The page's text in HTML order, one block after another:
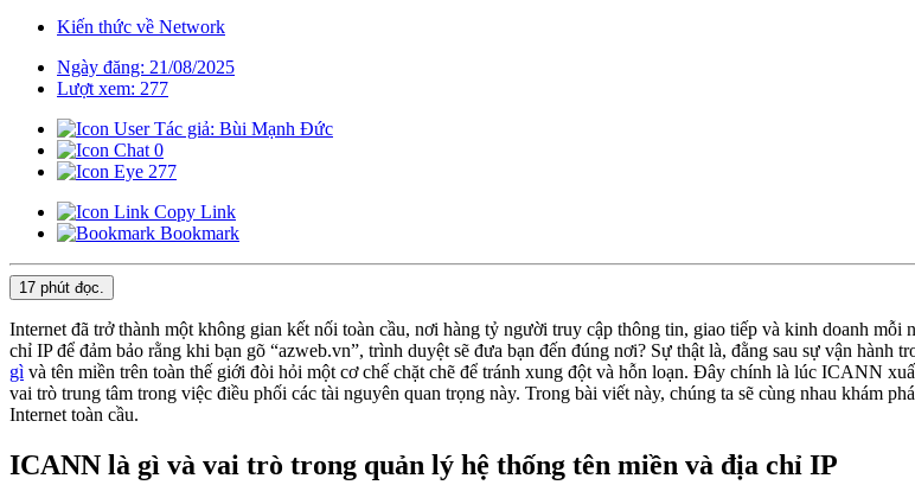
Kiến thức về Network
Ngày đăng: 21/08/2025
Lượt xem: 277
Tác giả: Bùi Mạnh Đức
0
277
Copy Link
Bookmark
17 phút đọc.
Internet đã trở thành một không gian kết nối toàn cầu, nơi hàng tỷ người truy cập thông tin, giao tiếp và kinh doanh
chỉ IP để đảm bảo rằng khi bạn gõ “azweb.vn”, trình duyệt sẽ đưa bạn đến đúng nơi? Sự thật là, đằng sau sự vận
gì và tên miền trên toàn thế giới đòi hỏi một cơ chế chặt chẽ để tránh xung đột và hỗn loạn. Đây chính là lúc ICANN
vai trò trung tâm trong việc điều phối các tài nguyên quan trọng này. Trong bài viết này, chúng ta sẽ cùng nhau khám
Internet toàn cầu.
ICANN là gì và vai trò trong quản lý hệ thống tên miền và địa chỉ IP